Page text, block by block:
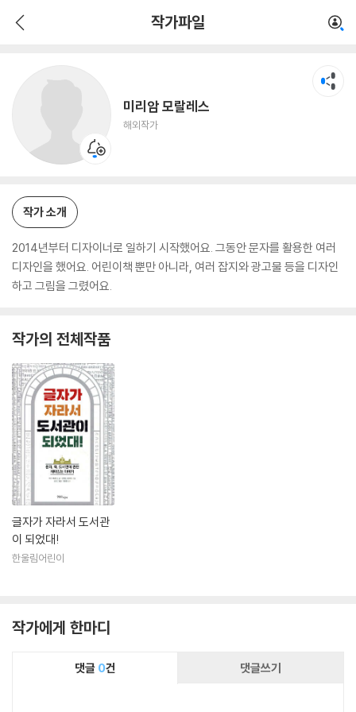
작가파일
미리암 모랄레스
해외작가
작가 소개
2014년부터 디자이너로 일하기 시작했어요. 그동안 문자를 활용한 여러
디자인을 했어요. 어린이책 뿐만 아니라, 여러 잡지와 광고물 등을 디자인
하고 그림을 그렸어요.
작가의 전체작품
글자가 자라서 도서관
이 되었대!
한울림어린이
작가에게 한마디
댓글 0건 댓글쓰기